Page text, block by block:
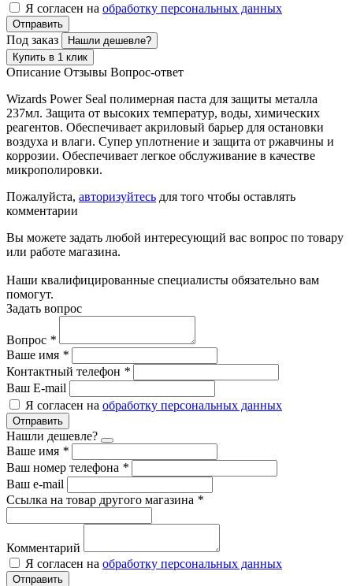
Я согласен на обработку персональных данных
Отправить
Под заказ
Нашли дешевле?
Купить в 1 клик
Описание Отзывы Вопрос-ответ
Wizards Power Seal полимерная паста для защиты металла
237мл. Защита от высоких температур, воды, химических
реагентов. Обеспечивает акриловый барьер для остановки
воздуха и влаги. Супер уплотнение и защита от ржавчины и
коррозии. Обеспечивает легкое обслуживание в качестве
микрополировки.
Пожалуйста, авторизуйтесь для того чтобы оставлять
комментарии
Вы можете задать любой интересующий вас вопрос по товару
или работе магазина.
Наши квалифицированные специалисты обязательно вам
помогут.
Задать вопрос
Вопрос *
Ваше имя *
Контактный телефон *
Ваш E-mail
Я согласен на обработку персональных данных
Отправить
Нашли дешевле?
Ваше имя *
Ваш номер телефона *
Ваш e-mail
Ссылка на товар другого магазина *
Комментарий
Я согласен на обработку персональных данных
Отправить